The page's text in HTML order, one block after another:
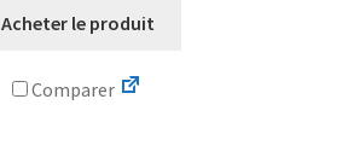
Acheter le produit
Comparer